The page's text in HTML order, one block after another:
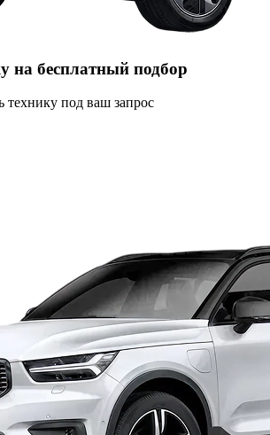
на бесплатный подбор
под ваш запрос